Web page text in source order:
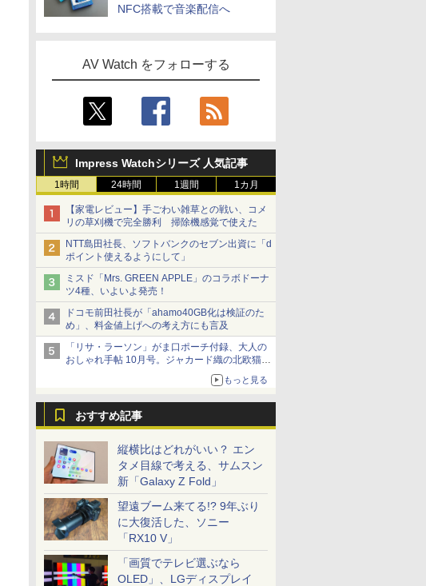
NFC搭載で音楽配信へ
AV Watch をフォローする
Impress Watchシリーズ 人気記事
1時間 24時間 1週間 1カ月
【家電レビュー】手ごわい雑草との戦い、コメ
リの草刈機で完全勝利 掃除機感覚で使えた
NTT島田社長、ソフトバンクのセブン出資に「d
ポイント使えるようにして」
ミスド「Mrs. GREEN APPLE」のコラボドーナ
ツ4種、いよいよ発売！
ドコモ前田社長が「ahamo40GB化は検証のた
め」、料金値上げへの考え方にも言及
「リサ・ラーソン」がま口ポーチ付録、大人の
おしゃれ手帖 10月号。ジャカード織の北欧猫デ
もっと見る
おすすめ記事
縦横比はどれがいい？ エン
タメ目線で考える、サムスン
新「Galaxy Z Fold」
望遠ブーム来てる!? 9年ぶり
に大復活した、ソニー
「RX10 V」
「画質でテレビ選ぶなら
OLED」、LGディスプレイ